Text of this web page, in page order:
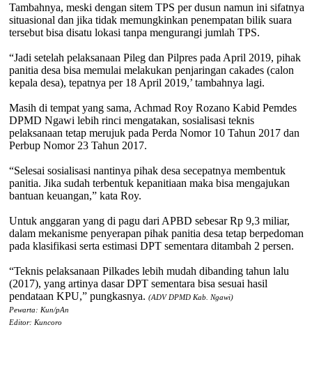
Tambahnya, meski dengan sitem TPS per dusun namun ini sifatnya
situasional dan jika tidak memungkinkan penempatan bilik suara
tersebut bisa disatu lokasi tanpa mengurangi jumlah TPS.
“Jadi setelah pelaksanaan Pileg dan Pilpres pada April 2019, pihak
panitia desa bisa memulai melakukan penjaringan cakades (calon
kepala desa), tepatnya per 18 April 2019,’ tambahnya lagi.
Masih di tempat yang sama, Achmad Roy Rozano Kabid Pemdes
DPMD Ngawi lebih rinci mengatakan, sosialisasi teknis
pelaksanaan tetap merujuk pada Perda Nomor 10 Tahun 2017 dan
Perbup Nomor 23 Tahun 2017.
“Selesai sosialisasi nantinya pihak desa secepatnya membentuk
panitia. Jika sudah terbentuk kepanitiaan maka bisa mengajukan
bantuan keuangan,” kata Roy.
Untuk anggaran yang di pagu dari APBD sebesar Rp 9,3 miliar,
dalam mekanisme penyerapan pihak panitia desa tetap berpedoman
pada klasifikasi serta estimasi DPT sementara ditambah 2 persen.
“Teknis pelaksanaan Pilkades lebih mudah dibanding tahun lalu
(2017), yang artinya dasar DPT sementara bisa sesuai hasil
pendataan KPU,” pungkasnya. (ADV DPMD Kab. Ngawi)
Pewarta: Kun/pAn
Editor: Kuncoro